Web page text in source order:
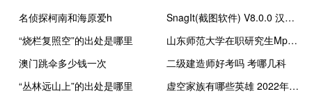
名侦探柯南和海原爱h
SnagIt(截图软件) V8.0.0 汉化版（SnagIt(截图软件) V8.0.0 汉化版功能简介）
“烧栏复照空”的出处是哪里
山东师范大学在职研究生Mpa有奖学金吗
澳门跳伞多少钱一次
二级建造师好考吗 考哪几科
“丛林远山上”的出处是哪里
虚空家族有哪些英雄 2022年有共有9位什么梗